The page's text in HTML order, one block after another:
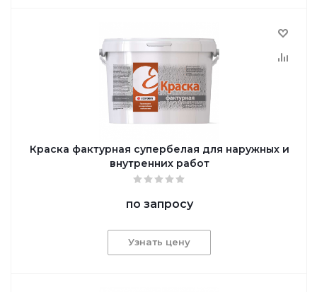
Краска фактурная супербелая для наружных и
внутренних работ
по запросу
Узнать цену